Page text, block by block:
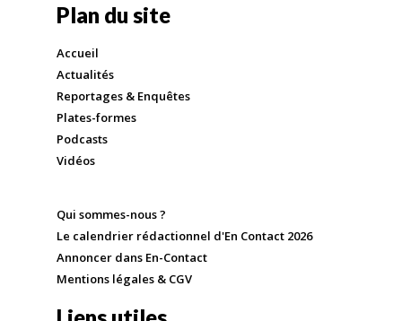
Plan du site
Accueil
Actualités
Reportages & Enquêtes
Plates-formes
Podcasts
Vidéos
Qui sommes-nous ?
Le calendrier rédactionnel d'En Contact 2026
Annoncer dans En-Contact
Mentions légales & CGV